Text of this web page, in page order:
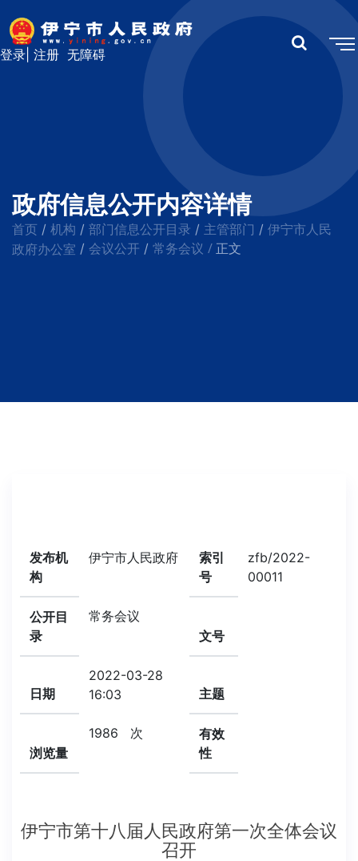
无障碍
登录 注册
政府信息公开内容详情
首页 / 机构 / 部门信息公开目录 / 主管部门 / 伊宁市人民
政府办公室 / 会议公开 / 常务会议 / 正文
发布机
构
伊宁市人民政府
索引
号
zfb/2022-
00011
公开目
录
常务会议
文号
日期
2022-03-28
16:03
主题
浏览量
1986 次
有效
性
伊宁市第十八届人民政府第一次全体会议
召开